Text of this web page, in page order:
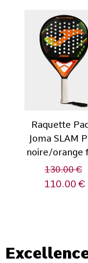
Raquette
Joma SLAM
noire/orange
130.00€
110.00€